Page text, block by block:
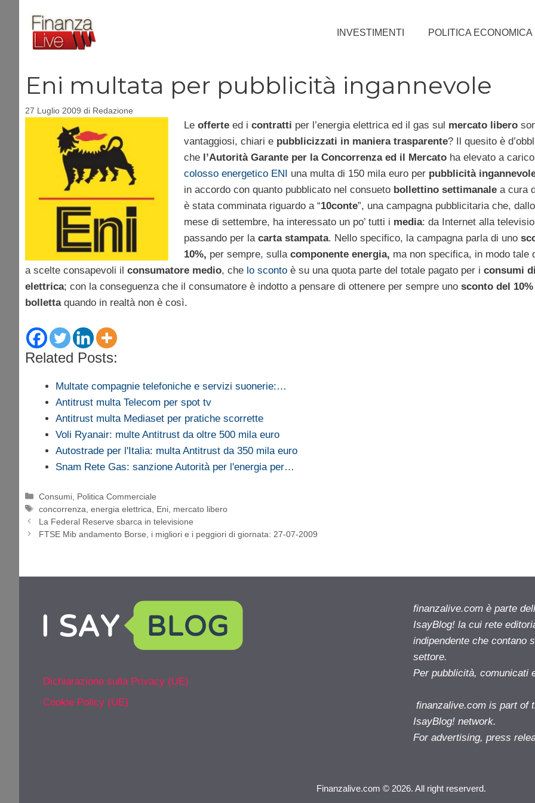
contenuto
INVESTIMENTI POLITICA ECONOMICA
Eni multata per pubblicità ingannevole
27 Luglio 2009 di Redazione
Le offerteed i contratti per l’energia elettrica ed il gas sul mercato libero
vantaggiosi, chiari e pubblicizzati in maniera trasparente? Il quesito è
che l’Autorità Garante per la Concorrenza ed il Mercatoha elevato a
colosso energetico ENI una multa di 150 mila euro per pubblicità
in accordo con quanto pubblicato nel consueto bollettino settimanalea cura
è stata comminata riguardo a “10conte”, una campagna pubblicitaria che,
mese di settembre, ha interessato un po’ tutti i media: da Internet alla
passando per la carta stampata. Nello specifico, la campagna parla di uno
10%, per sempre, sulla componente energia, ma non specifica, in modo tale
a scelte consapevoli il consumatore medio, che lo sconto è su una quota parte del totale pagato per i consumi
elettrica; con la conseguenza che il consumatore è indotto a pensare di ottenere per sempre uno sconto del
bollettaquando in realtà non è così.
Related Posts:
Multate compagnie telefoniche e servizi suonerie:…
Antitrust multa Telecom per spot tv
Antitrust multa Mediaset per pratiche scorrette
Voli Ryanair: multe Antitrust da oltre 500 mila euro
Autostrade per l'Italia: multa Antitrust da 350 mila euro
Snam Rete Gas: sanzione Autorità per l'energia per…
Categorie
Consumi Politica Commerciale
Tag
concorrenza ,energia elettrica Eni mercato libero
La Federal Reserve sbarca in televisione
FTSE Mib andamento Borse, i migliori e i peggiori di giornata: 27-07-2009
Dichiarazione sulla Privacy (UE)
Cookie Policy (UE)
finanzalive.com è parte
IsayBlog! la cui rete
indipendente che contano
settore.
Per pubblicità, comunicati
finanzalive.com is part of
IsayBlog! network.
For advertising, press
Finanzalive.com © 2026. All right reserverd.